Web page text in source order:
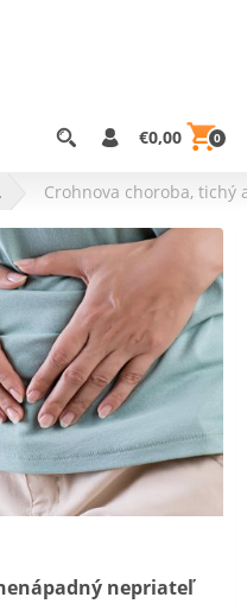
€0,00 0
Crohnova choroba,
nepriateľ